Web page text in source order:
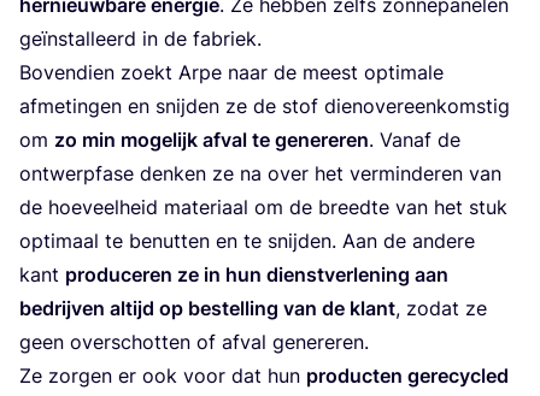
her­nieuw­ba­re ener­gie. Ze heb­ben zelfs zon­ne­pa­ne­len
geïn­stal­leerd in de fabriek.
Boven­dien zoekt Arpe naar de meest opti­ma­le
afme­tin­gen en snij­den ze de stof dien­over­een­kom­stig
om zo min moge­lijk afval te gene­re­ren. Van­af de
ont­werp­fa­se den­ken ze na over het ver­min­de­ren van
de hoe­veel­heid mate­ri­aal om de breed­te van het stuk
opti­maal te benut­ten en te snij­den. Aan de ande­re
kant pro­du­ce­ren ze in hun dienst­ver­le­ning aan
bedrij­ven altijd op bestel­ling van de klant, zodat ze
geen over­schot­ten of afval genereren.
Ze zor­gen er ook voor dat hun pro­duc­ten gere­cy­cled